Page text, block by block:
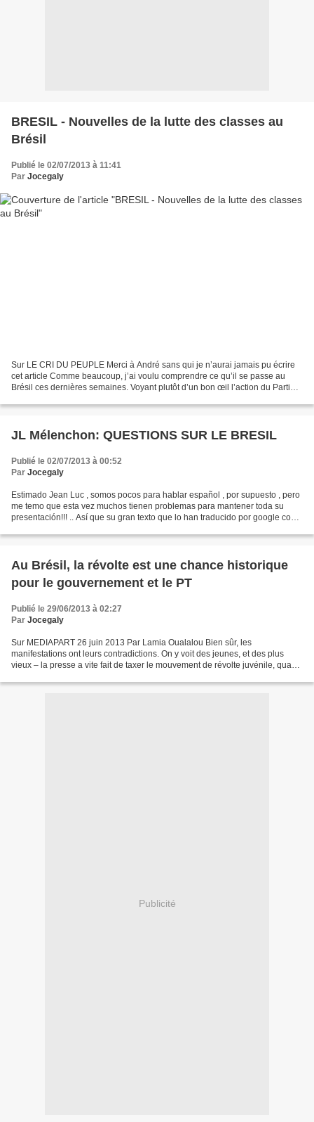
BRESIL - Nouvelles de la lutte des classes au
Brésil
Publié le 02/07/2013 à 11:41
Par Jocegaly
Sur LE CRI DU PEUPLE Merci à André sans qui je n’aurai jamais pu écrire
cet article Comme beaucoup, j’ai voulu comprendre ce qu’il se passe au
Brésil ces dernières semaines. Voyant plutôt d’un bon œil l’action du Parti
JL Mélenchon: QUESTIONS SUR LE BRESIL
Publié le 02/07/2013 à 00:52
Par Jocegaly
Estimado Jean Luc , somos pocos para hablar español , por supuesto , pero
me temo que esta vez muchos tienen problemas para mantener toda su
presentación!!! .. Así que su gran texto que lo han traducido por google con
Au Brésil, la révolte est une chance historique
pour le gouvernement et le PT
Publié le 29/06/2013 à 02:27
Par Jocegaly
Sur MEDIAPART 26 juin 2013 Par Lamia Oualalou Bien sûr, les
manifestations ont leurs contradictions. On y voit des jeunes, et des plus
vieux – la presse a vite fait de taxer le mouvement de révolte juvénile, quand
Publicité